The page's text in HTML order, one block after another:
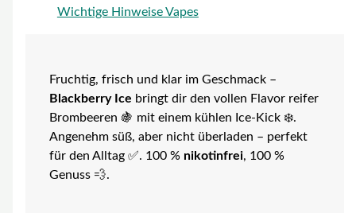
Wichtige Hinweise Vapes
Fruchtig, frisch und klar im Geschmack –
Blackberry Ice bringt dir den vollen Flavor reifer
Brombeeren 🍇 mit einem kühlen Ice-Kick ❄️.
Angenehm süß, aber nicht überladen – perfekt
für den Alltag ✅. 100 % nikotinfrei, 100 %
Genuss 💨.